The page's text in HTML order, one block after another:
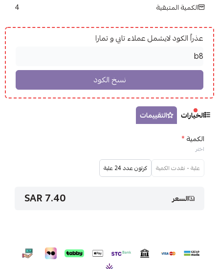
الكمية المتبقية 4
عذراً الكود لايشمل عملاء تابي و تمارا
الخيارات
التقييمات
الكمية*
اختر
علبة - نفدت الكمية كرتون عدد 24 علبة
السعر 7.40 SAR